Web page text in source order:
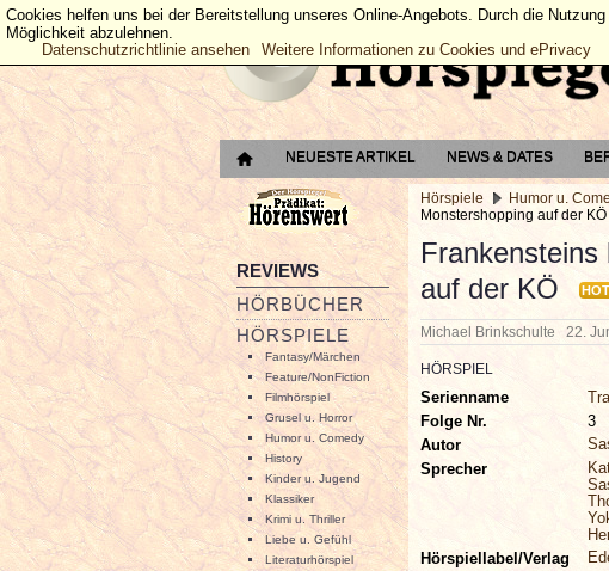
NEUESTE ARTIKEL NEWS & DATES
REVIEWS
HÖRBÜCHER
HÖRSPIELE
Fantasy/Märchen
Feature/NonFiction
Filmhörspiel
Grusel u. Horror
Humor u. Comedy
History
Kinder u. Jugend
Klassiker
Krimi u. Thriller
Liebe u. Gefühl
Literaturhörspiel
Hörspiele Humor u.
Monstershopping auf der KÖ
Frankensteins
auf der KÖ
HOT
Michael Brinkschulte 22.
HÖRSPIEL
Serienname
Folge Nr.
3
Autor
Sprecher
Hörspiellabel/Verlag
Cookies helfen uns bei der Bereitstellung unseres Online-Angebots. Durch die
Möglichkeit abzulehnen.
Datenschutzrichtlinie ansehen
Weitere Informationen zu Cookies und ePrivacy